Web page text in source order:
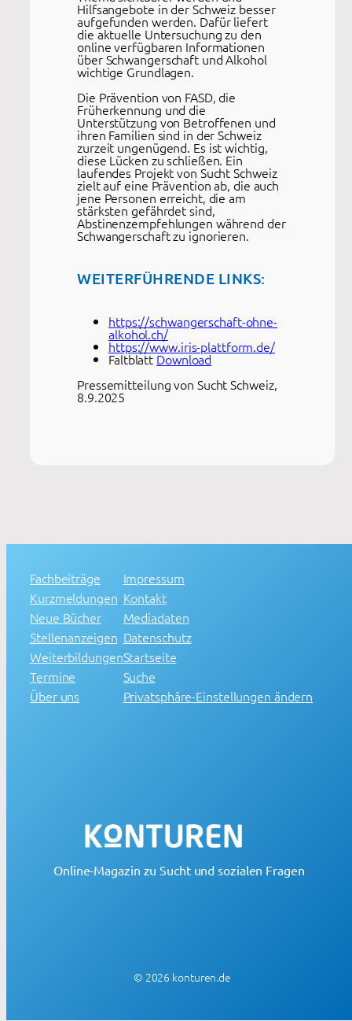
Hilfsangebote in der Schweiz besser
aufgefunden werden. Dafür liefert
die aktuelle Untersuchung zu den
online verfügbaren Informationen
über Schwangerschaft und Alkohol
wichtige Grundlagen.
Die Prävention von FASD, die
Früherkennung und die
Unterstützung von Betroffenen und
ihren Familien sind in der Schweiz
zurzeit ungenügend. Es ist wichtig,
diese Lücken zu schließen. Ein
laufendes Projekt von Sucht Schweiz
zielt auf eine Prävention ab, die auch
jene Personen erreicht, die am
stärksten gefährdet sind,
Abstinenzempfehlungen während der
Schwangerschaft zu ignorieren.
WEITERFÜHRENDE LINKS:
https://schwangerschaft-ohne-
alkohol.ch/
https://www.iris-plattform.de/
FaltblattDownload
Pressemitteilung von Sucht Schweiz,
8.9.2025
Fachbeiträge
Kurzmeldungen
Neue Bücher
Stellenanzeigen
Weiterbildungen
Termine
Über uns
Impressum
Kontakt
Mediadaten
Datenschutz
Startseite
Suche
Privatsphäre-Einstellungen ändern
Online-Magazin zu Sucht und sozialen Fragen
© 2026 konturen.de